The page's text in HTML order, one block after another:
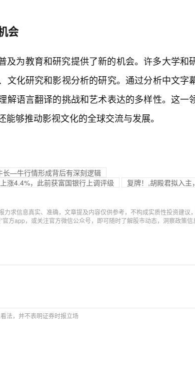
会
及为教育和研究提供了新的机会。许多大学和
文化研究和影视分析的研究。通过分析中文字
解语言翻译的挑战和艺术表达的多样性。这一
能够推动影视文化的全球交流与发展。
—牛行情形成背后有深刻逻辑
涨4.4%，此前获富国银行上调评级
复牌！,胡殿君拟入
力求信息真实、准确，文章提及内容仅供参考，不构成实质性投资建议
官方app，或关注官方微信公众号，即可随时了解股市动态，洞察政策信
法，并不表明证券时报立场